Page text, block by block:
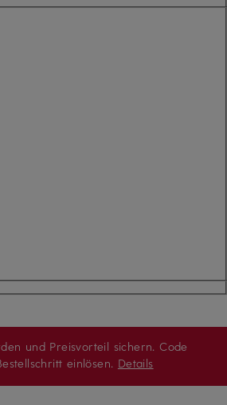
und Preisvorteil sichern. Code
einlösen. Details